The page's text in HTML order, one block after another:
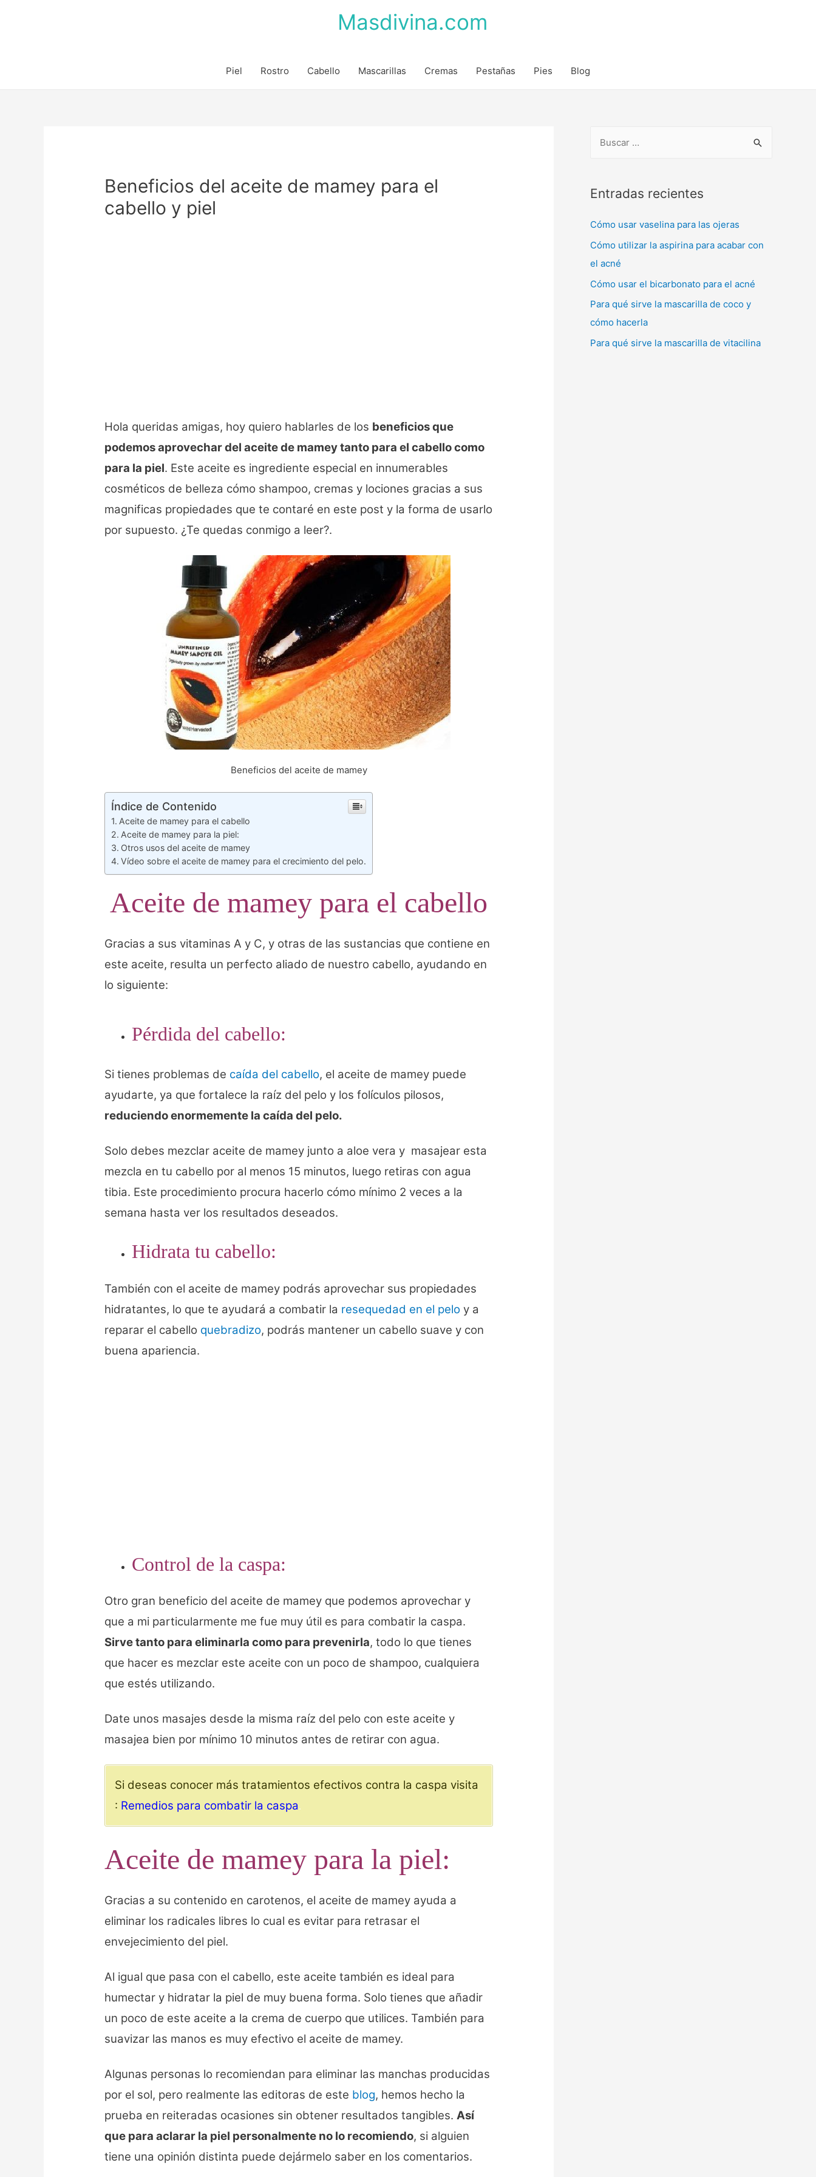
Masdivina.com
Piel Rostro Cabello Mascarillas Cremas Pestañas Pies Blog
Beneficios del aceite de mamey para el
cabello y piel
Hola queridas amigas, hoy quiero hablarles de los beneficios que
podemos aprovechar del aceite de mamey tanto para el cabello como
para la piel. Este aceite es ingrediente especial en innumerables
cosméticos de belleza cómo shampoo, cremas y lociones gracias a sus
magnificas propiedades que te contaré en este post y la forma de usarlo
por supuesto. ¿Te quedas conmigo a leer?.
Beneficios del aceite de mamey
Índice de Contenido
Aceite de mamey para el cabello
Aceite de mamey para la piel:
Otros usos del aceite de mamey
Vídeo sobre el aceite de mamey para el crecimiento del pelo.
Aceite de mamey para el cabello
Gracias a sus vitaminas A y C, y otras de las sustancias que contiene en
este aceite, resulta un perfecto aliado de nuestro cabello, ayudando en
lo siguiente:
Pérdida del cabello:
Si tienes problemas de caída del cabello, el aceite de mamey puede
ayudarte, ya que fortalece la raíz del pelo y los folículos pilosos,
reduciendo enormemente la caída del pelo.
Solo debes mezclar aceite de mamey junto a aloe vera y masajear esta
mezcla en tu cabello por al menos 15 minutos, luego retiras con agua
tibia. Este procedimiento procura hacerlo cómo mínimo 2 veces a la
semana hasta ver los resultados deseados.
Hidrata tu cabello:
También con el aceite de mamey podrás aprovechar sus propiedades
hidratantes, lo que te ayudará a combatir la resequedad en el pelo y a
reparar el cabello quebradizo, podrás mantener un cabello suave y con
buena apariencia.
Control de la caspa:
Otro gran beneficio del aceite de mamey que podemos aprovechar y
que a mi particularmente me fue muy útil es para combatir la caspa.
Sirve tanto para eliminarla como para prevenirla, todo lo que tienes
que hacer es mezclar este aceite con un poco de shampoo, cualquiera
que estés utilizando.
Date unos masajes desde la misma raíz del pelo con este aceite y
masajea bien por mínimo 10 minutos antes de retirar con agua.
Si deseas conocer más tratamientos efectivos contra la caspa visita
: Remedios para combatir la caspa.
Aceite de mamey para la piel:
Gracias a su contenido en carotenos, el aceite de mamey ayuda a
eliminar los radicales libres lo cual es evitar para retrasar el
envejecimiento del piel.
Al igual que pasa con el cabello, este aceite también es ideal para
humectar y hidratar la piel de muy buena forma. Solo tienes que añadir
un poco de este aceite a la crema de cuerpo que utilices. También para
suavizar las manos es muy efectivo el aceite de mamey.
Algunas personas lo recomiendan para eliminar las manchas producidas
por el sol, pero realmente las editoras de este blog, hemos hecho la
prueba en reiteradas ocasiones sin obtener resultados tangibles.Así
que para aclarar la piel personalmente no lo recomiendo, si alguien
tiene una opinión distinta puede dejármelo saber en los comentarios.
c
r
:
Entradas recientes
Cómo usar vaselina para las ojeras
Cómo utilizar la aspirina para acabar con
el acné
Cómo usar el bicarbonato para el acné
Para qué sirve la mascarilla de coco y
cómo hacerla
Para qué sirve la mascarilla de vitacilina